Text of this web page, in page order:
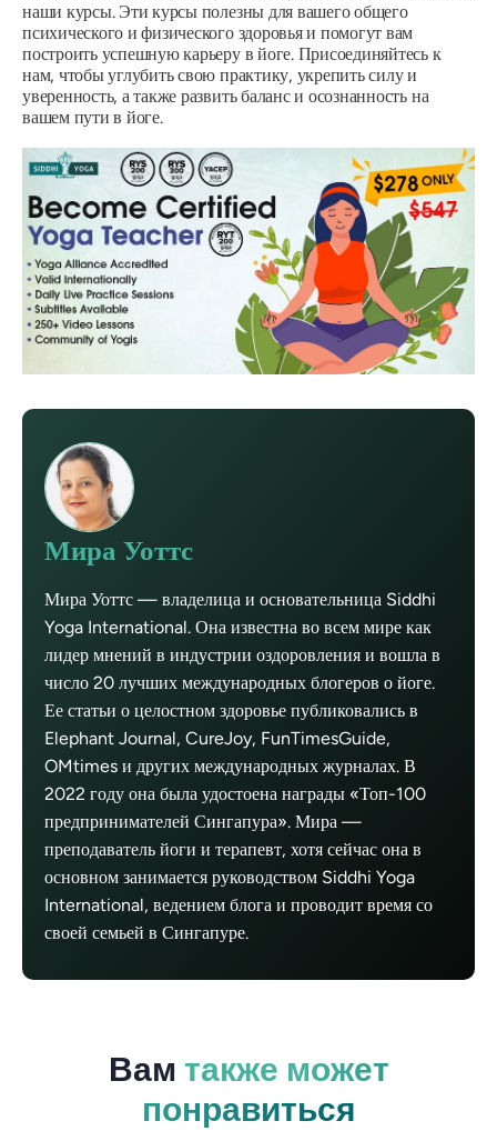
наши курсы. Эти курсы полезны для вашего общего
психического и физического здоровья и помогут вам
построить успешную карьеру в йоге. Присоединяйтесь к
нам, чтобы углубить свою практику, укрепить силу и
уверенность, а также развить баланс и осознанность на
вашем пути в йоге.
Мира Уоттс
Мира Уоттс — владелица и основательница Siddhi
Yoga International. Она известна во всем мире как
лидер мнений в индустрии оздоровления и вошла в
число 20 лучших международных блогеров о йоге.
Ее статьи о целостном здоровье публиковались в
Elephant Journal, CureJoy, FunTimesGuide,
OMtimes и других международных журналах. В
2022 году она была удостоена награды «Топ-100
предпринимателей Сингапура». Мира —
преподаватель йоги и терапевт, хотя сейчас она в
основном занимается руководством Siddhi Yoga
International, ведением блога и проводит время со
своей семьей в Сингапуре.
Вам также может
понравиться